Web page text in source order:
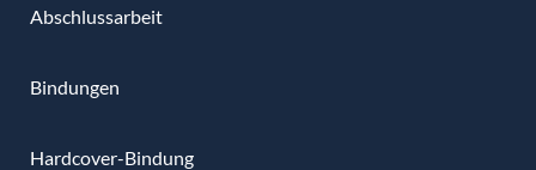
Abschlussarbeit
Bindungen
Hardcover-Bindung